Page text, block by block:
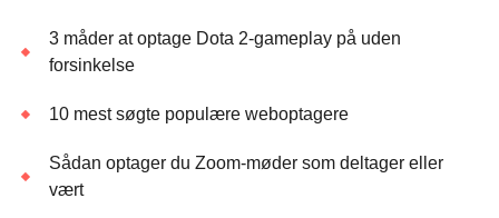
3 måder at optage Dota 2-gameplay på uden
forsinkelse
10 mest søgte populære weboptagere
Sådan optager du Zoom-møder som deltager eller
vært